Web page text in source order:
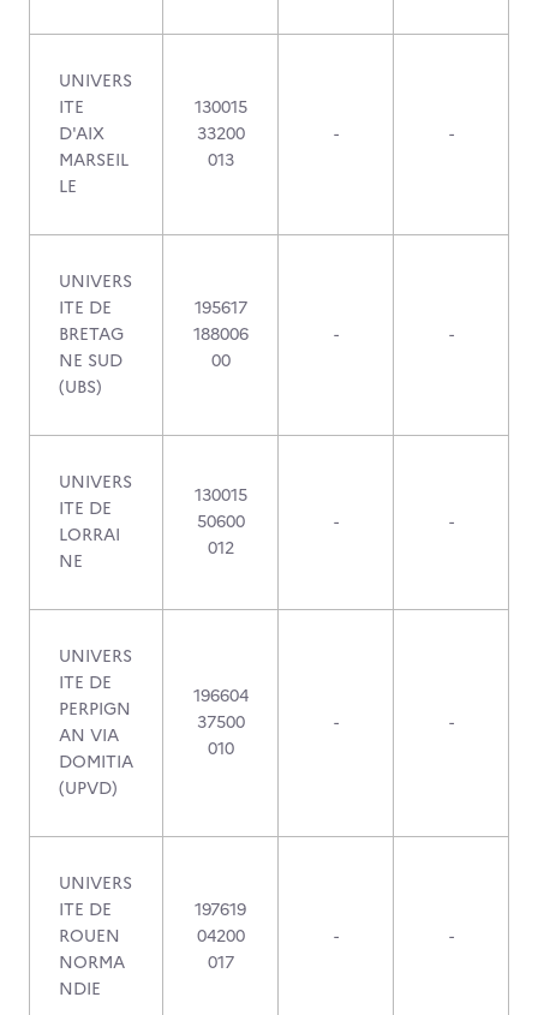
UNIVERS
ITE
D'AIX
MARSEIL
LE
130015
33200
013
- -
UNIVERS
ITE DE
BRETAG
NE SUD
(UBS)
195617
188006
00
- -
UNIVERS
ITE DE
LORRAI
NE
130015
50600
012
- -
UNIVERS
ITE DE
PERPIGN
AN VIA
DOMITIA
(UPVD)
196604
37500
010
- -
UNIVERS
ITE DE
ROUEN
NORMA
NDIE
197619
04200
017
- -